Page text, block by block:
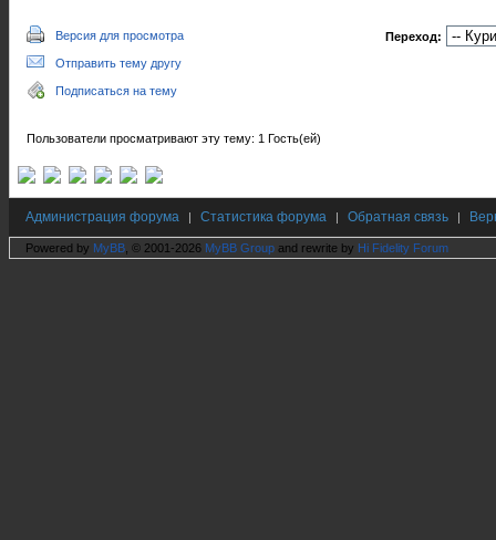
Версия для просмотра
Отправить тему другу
Подписаться на тему
Переход:
Пользователи просматривают эту тему: 1 Гость(ей)
Администрация форума | Статистика форума | Обратная связь |
Powered by MyBB , © 2001-2026 MyBB Group and rewrite by Hi Fidelity Forum